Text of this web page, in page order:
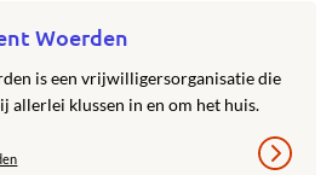
Woerden
is een vrijwilligersorganisatie die
allerlei klussen in en om het huis.